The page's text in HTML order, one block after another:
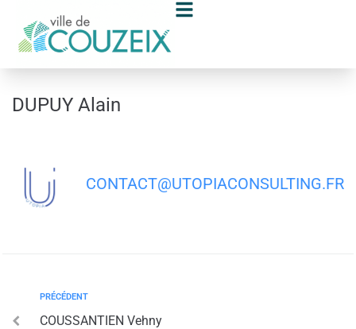
DUPUY Alain
CONTACT@UTOPIACONSULTING.FR
PRÉCÉDENT
COUSSANTIEN Vehny